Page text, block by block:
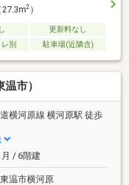
2）
更新料なし
別 駐車場(近隣含)
市）
横河原線 横河原駅 徒歩
/ 6階建
温市横河原